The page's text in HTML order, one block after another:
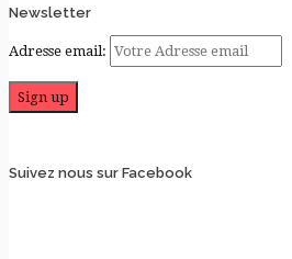
Newsletter
Adresse email:
Suivez nous sur Facebook